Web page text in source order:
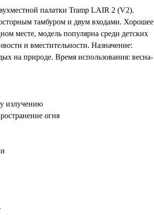
палатки Tramp LAIR 2 (V2).
тамбуром и двум входами. Хорошее
месте, модель популярна среди детских
и вместительности. Назначение:
на природе. Время использования: весна-
излучению
огня